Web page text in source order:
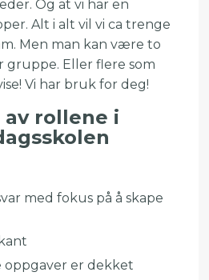
Og at vi har en
Alt i alt vil vi ca trenge
Men man kan være to
gruppe. Eller flere som
Vi har bruk for deg!
av rollene i
med fokus på å skape
oppgaver er dekket